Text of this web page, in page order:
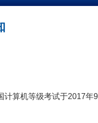
算机等级考试于2017年